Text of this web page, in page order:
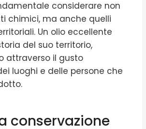
considerare non
chimici, ma anche quelli
Un olio eccellente
del suo territorio,
attraverso il gusto
luoghi e delle persone che
conservazione